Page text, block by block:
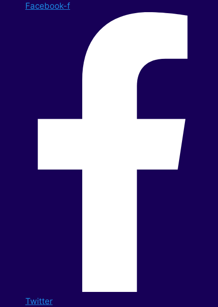
Facebook-f
Twitter